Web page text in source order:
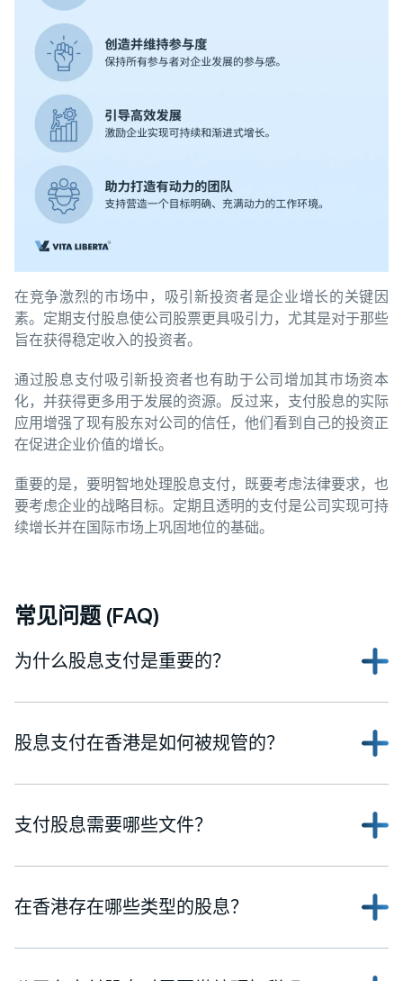
在竞争激烈的市场中，吸引新投资者是企业增长的关键因
素。定期支付股息使公司股票更具吸引力，尤其是对于那些
旨在获得稳定收入的投资者。
通过股息支付吸引新投资者也有助于公司增加其市场资本
化，并获得更多用于发展的资源。反过来，支付股息的实际
应用增强了现有股东对公司的信任，他们看到自己的投资正
在促进企业价值的增长。
重要的是，要明智地处理股息支付，既要考虑法律要求，也
要考虑企业的战略目标。定期且透明的支付是公司实现可持
续增长并在国际市场上巩固地位的基础。
常见问题 (FAQ)
为什么股息支付是重要的？
股息支付在香港是如何被规管的？
支付股息需要哪些文件？
在香港存在哪些类型的股息？